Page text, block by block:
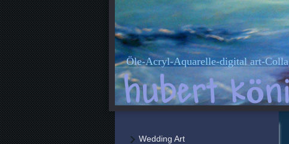
Öle-Acryl-Aquarelle-digital art-
Wedding Art